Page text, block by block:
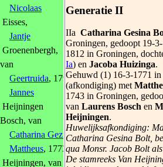
Generatie II
IIa Catharina Gesina
Groningen, gedoopt 19-
1812 in Groningen,
Ia) en Jacoba Huizinga.
Gehuwd (1) 16-3-1771
(afkondiging) met
1743 in Groningen,
van Laurens Bosch en
Heijningen.
Huwelijksafkondiging:
Catharina Gesina Bolt,
qua Monsr. Jacob Bolt
De stamreeks Van
Nicolaas
Eisses,
Jantje
Groenenbergh,
van
Geertruida, 1798
Jannes
Heijningen
Bosch, van
Catharina Gezina, 1796
Mattheus, 1773
Heijningen, van